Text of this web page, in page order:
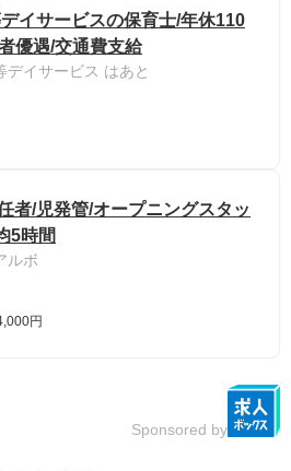
イサービスの保育士/年休110
優遇/交通費支給
デイサービス はあと
者/児発管/オープニングスタッ
5時間
ルボ
円
Sponsored by